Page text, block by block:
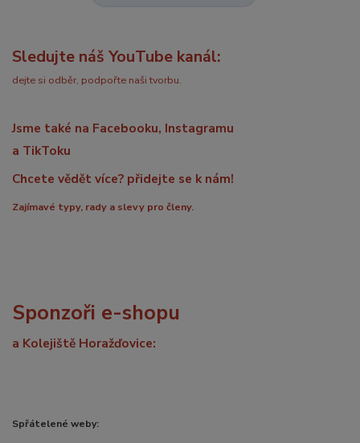
Sledujte náš YouTube kanál:
dejte si odběr, podpořte naši tvorbu.
Jsme také na Facebooku, Instagramu
a TikToku
Chcete vědět více? přidejte se k nám!
Zajímavé typy, rady a slevy pro členy.
Sponzoři e-shopu
a Kolejiště Horažďovice:
Spřátelené weby: